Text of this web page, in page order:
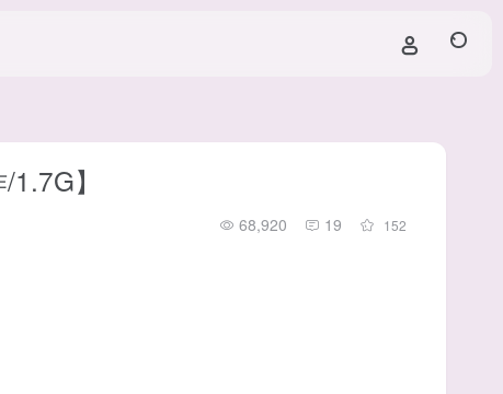
】
68,920 19 152